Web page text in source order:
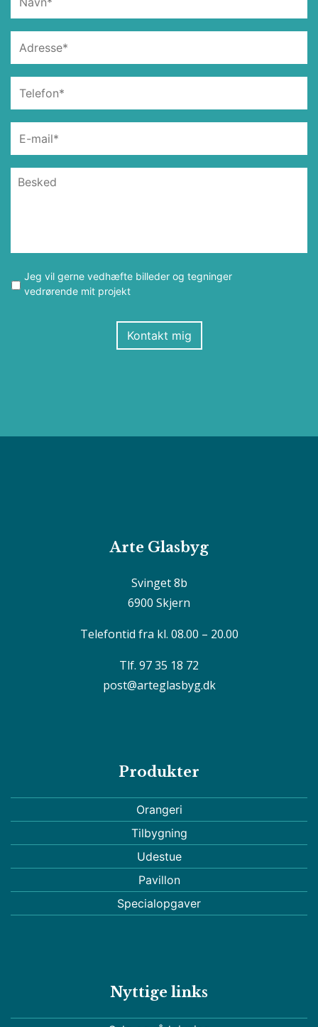
Jeg vil gerne vedhæfte billeder og tegninger
vedrørende mit projekt
Kontakt mig
Arte Glasbyg
Svinget 8b
6900 Skjern
Telefontid fra kl. 08.00 – 20.00
Tlf. 97 35 18 72
post@arteglasbyg.dk
Produkter
Orangeri
Tilbygning
Udestue
Pavillon
Specialopgaver
Nyttige links